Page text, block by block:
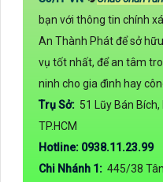
bạn với thông tin chính
An Thành Phát để sở
vụ tốt nhất, để an tâm
ninh cho gia đình hay
Trụ Sở: 51 Lũy Bán Bích,
TP.HCM
Hotline: 0938.11.23.99
Chi Nhánh 1: 445/38